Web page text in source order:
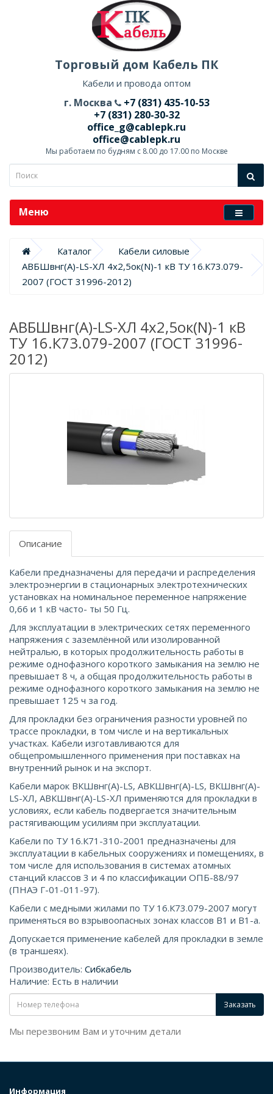
Торговый дом Кабель ПК
Кабели и провода оптом
г. Москва
+7 (831) 435-10-53
+7 (831) 280-30-32
office_g@cablepk.ru
office@cablepk.ru
Мы работаем по будням с 8.00 до 17.00 по Москве
Меню
Каталог
Кабели силовые
АВБШвнг(А)-LS-ХЛ 4х2,5ок(N)-1 кВ ТУ 16.К73.079-
2007 (ГОСТ 31996-2012)
АВБШвнг(А)-LS-ХЛ 4х2,5ок(N)-1 кВ
ТУ 16.К73.079-2007 (ГОСТ 31996-
2012)
Описание
Кабели предназначены для передачи и распределения
электроэнергии в стационарных электротехнических
установках на номинальное переменное напряжение
0,66 и 1 кВ часто- ты 50 Гц.
Для эксплуатации в электрических сетях переменного
напряжения с заземлённой или изолированной
нейтралью, в которых продолжительность работы в
режиме однофазного короткого замыкания на землю не
превышает 8 ч, а общая продолжительность работы в
режиме однофазного короткого замыкания на землю не
превышает 125 ч за год.
Для прокладки без ограничения разности уровней по
трассе прокладки, в том числе и на вертикальных
участках. Кабели изготавливаются для
общепромышленного применения при поставках на
внутренний рынок и на экспорт.
Кабели марок ВКШвнг(А)-LS, АВКШвнг(А)-LS, ВКШвнг(А)-
LS-ХЛ, АВКШвнг(А)-LS-ХЛ применяются для прокладки в
условиях, если кабель подвергается значительным
растягивающим усилиям при эксплуатации.
Кабели по ТУ 16.К71-310-2001 предназначены для
эксплуатации в кабельных сооружениях и помещениях, в
том числе для использования в системах атомных
станций классов 3 и 4 по классификации ОПБ-88/97
(ПНАЭ Г-01-011-97).
Кабели с медными жилами по ТУ 16.К73.079-2007 могут
применяться во взрывоопасных зонах классов В1 и В1-а.
Допускается применение кабелей для прокладки в земле
(в траншеях).
Производитель: Сибкабель
Наличие: Есть в наличии
Заказать
Мы перезвоним Вам и уточним детали
Информация